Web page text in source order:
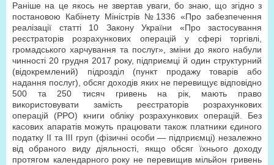
Раніше на це якось не звертав уваги, бо знаю, що згідно з
постановою Кабінету Міністрів №1336 «Про забезпечення
реалізації статті 10 Закону України «Про застосування
реєстраторів розрахункових операцій у сфері торгівлі,
громадського харчування та послуг», зміни до якого набули
чинності 20 грудня 2017 року, підприємці й один структурний
(відокремлений) підрозділ (пункт продажу товарів або
надання послуг), обсяг доходів яких не перевищує відповідно
500 та 250 тисяч гривень на рік, мають право
використовувати замість реєстраторів розрахункових
операцій (РРО) книги обліку розрахункових операцій. Без
касових апаратів можуть працювати також платники єдиного
податку ІІ та ІІІ груп (фізичні особи — підприємці) незалежно
від обраного виду діяльності, якщо обсяг їхнього доходу
протягом календарного року не перевищив мільйон гривень